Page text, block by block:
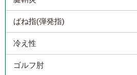
ばね指(弾発指)
冷え性
ゴルフ肘